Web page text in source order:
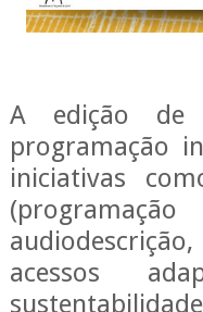
A edição de
programação
iniciativas
acessos